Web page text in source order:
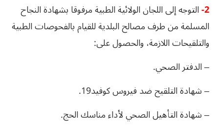
2- التوجه إلى اللجان الولائية الطبية مرفوقا بشهادة النجاح
المسلمة من طرف مصالح البلدية للقيام بالفحوصات الطبية
والتلقيحات اللازمة، والحصول على:
– الدفتر الصحي.
– شهادة التلقيح ضد فيروس كوفيد19.
– شهادة التأهيل الصحي لأداء مناسك الحج.